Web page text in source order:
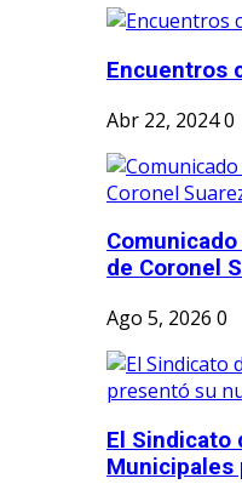
Encuentros
Abr 22, 20240
de Coronel
Ago 5, 2026 0
El Sindicato
Municipales